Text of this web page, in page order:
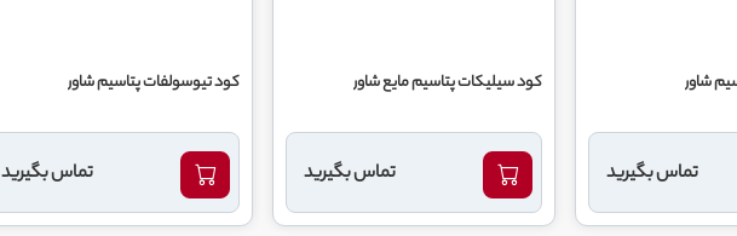
شاور
تماس بگیرید
کود سیلیکات پتاسیم مایع شاور
تماس بگیرید
کود تیوسولفات پتاسیم شاور
تماس بگیرید